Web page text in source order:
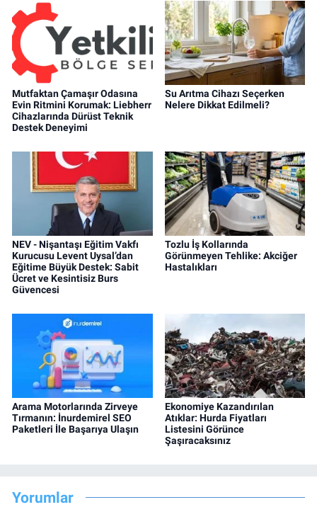
Mutfaktan Çamaşır Odasına
Evin Ritmini Korumak: Liebherr
Cihazlarında Dürüst Teknik
Destek Deneyimi
Su Arıtma Cihazı Seçerken
Nelere Dikkat Edilmeli?
NEV - Nişantaşı Eğitim Vakfı
Kurucusu Levent Uysal’dan
Eğitime Büyük Destek: Sabit
Ücret ve Kesintisiz Burs
Güvencesi
Tozlu İş Kollarında
Görünmeyen Tehlike: Akciğer
Hastalıkları
Arama Motorlarında Zirveye
Tırmanın: İnurdemirel SEO
Paketleri İle Başarıya Ulaşın
Ekonomiye Kazandırılan
Atıklar: Hurda Fiyatları
Listesini Görünce
Şaşıracaksınız
Yorumlar